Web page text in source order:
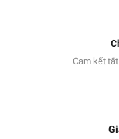
Cam kết